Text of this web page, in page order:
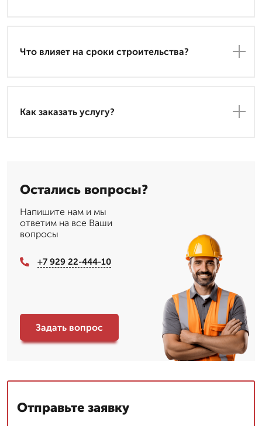
Что влияет на сроки строительства?
Как заказать услугу?
Остались вопросы?
Напишите нам и мы
ответим на все Ваши
вопросы
+7 929 22-444-10
Задать вопрос
Отправьте заявку